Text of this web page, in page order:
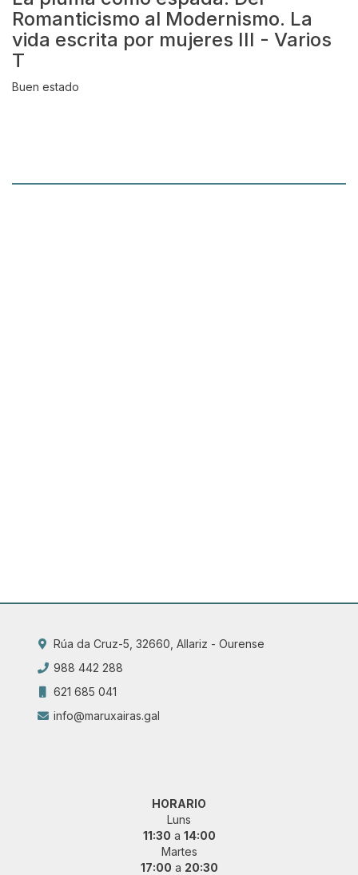
Romanticismo al Modernismo. La
vida escrita por mujeres III - Varios
T
Buen estado
Rúa da Cruz-5, 32660, Allariz - Ourense
988 442 288
621 685 041
info@maruxairas.gal
HORARIO
Luns
11:30 a 14:00
Martes
17:00 a 20:30